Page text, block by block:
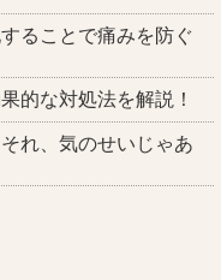
ることで痛みを防ぐ
的な対処法を解説！
れ、気のせいじゃあ